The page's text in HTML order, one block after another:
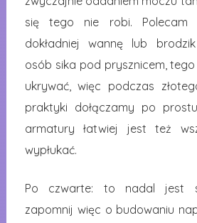
się tego nie robi. Polecam
dokładniej wannę lub
osób sika pod prysznicem,
ukrywać, więc podczas
praktyki dołączamy po
armatury łatwiej jest też
wypłukać.
Po czwarte: to nadal jest
zapomnij więc o budowaniu